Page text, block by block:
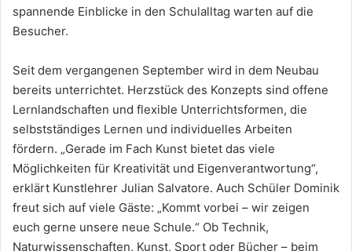
spannende Einblicke in den Schulalltag warten auf die
Besucher.
Seit dem vergangenen September wird in dem Neubau
bereits unterrichtet. Herzstück des Konzepts sind offene
Lernlandschaften und flexible Unterrichtsformen, die
selbstständiges Lernen und individuelles Arbeiten
fördern. „Gerade im Fach Kunst bietet das viele
Möglichkeiten für Kreativität und Eigenverantwortung“,
erklärt Kunstlehrer Julian Salvatore. Auch Schüler Dominik
freut sich auf viele Gäste: „Kommt vorbei – wir zeigen
euch gerne unsere neue Schule.“ Ob Technik,
Naturwissenschaften, Kunst, Sport oder Bücher – beim